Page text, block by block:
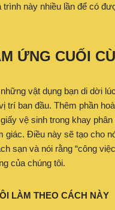
trình này nhiều lần để có
ỨNG CUỐI
vật dụng bạn di dời
trí ban đầu. Thêm phần
vệ sinh trong khay phân
giác. Điều này sẽ tạo cho
sạn và nói rằng “công
của chúng tôi.
LÀM THEO CÁCH NÀY